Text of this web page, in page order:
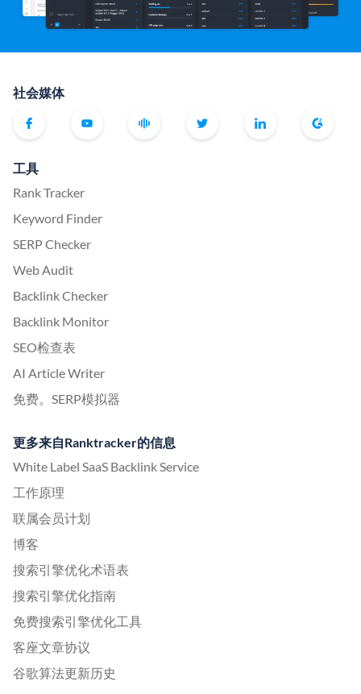
社会媒体
工具
Rank Tracker
Keyword Finder
SERP Checker
Web Audit
Backlink Checker
Backlink Monitor
SEO检查表
AI Article Writer
免费。SERP模拟器
更多来自Ranktracker的信息
White Label SaaS Backlink Service
工作原理
联属会员计划
博客
搜索引擎优化术语表
搜索引擎优化指南
免费搜索引擎优化工具
客座文章协议
谷歌算法更新历史